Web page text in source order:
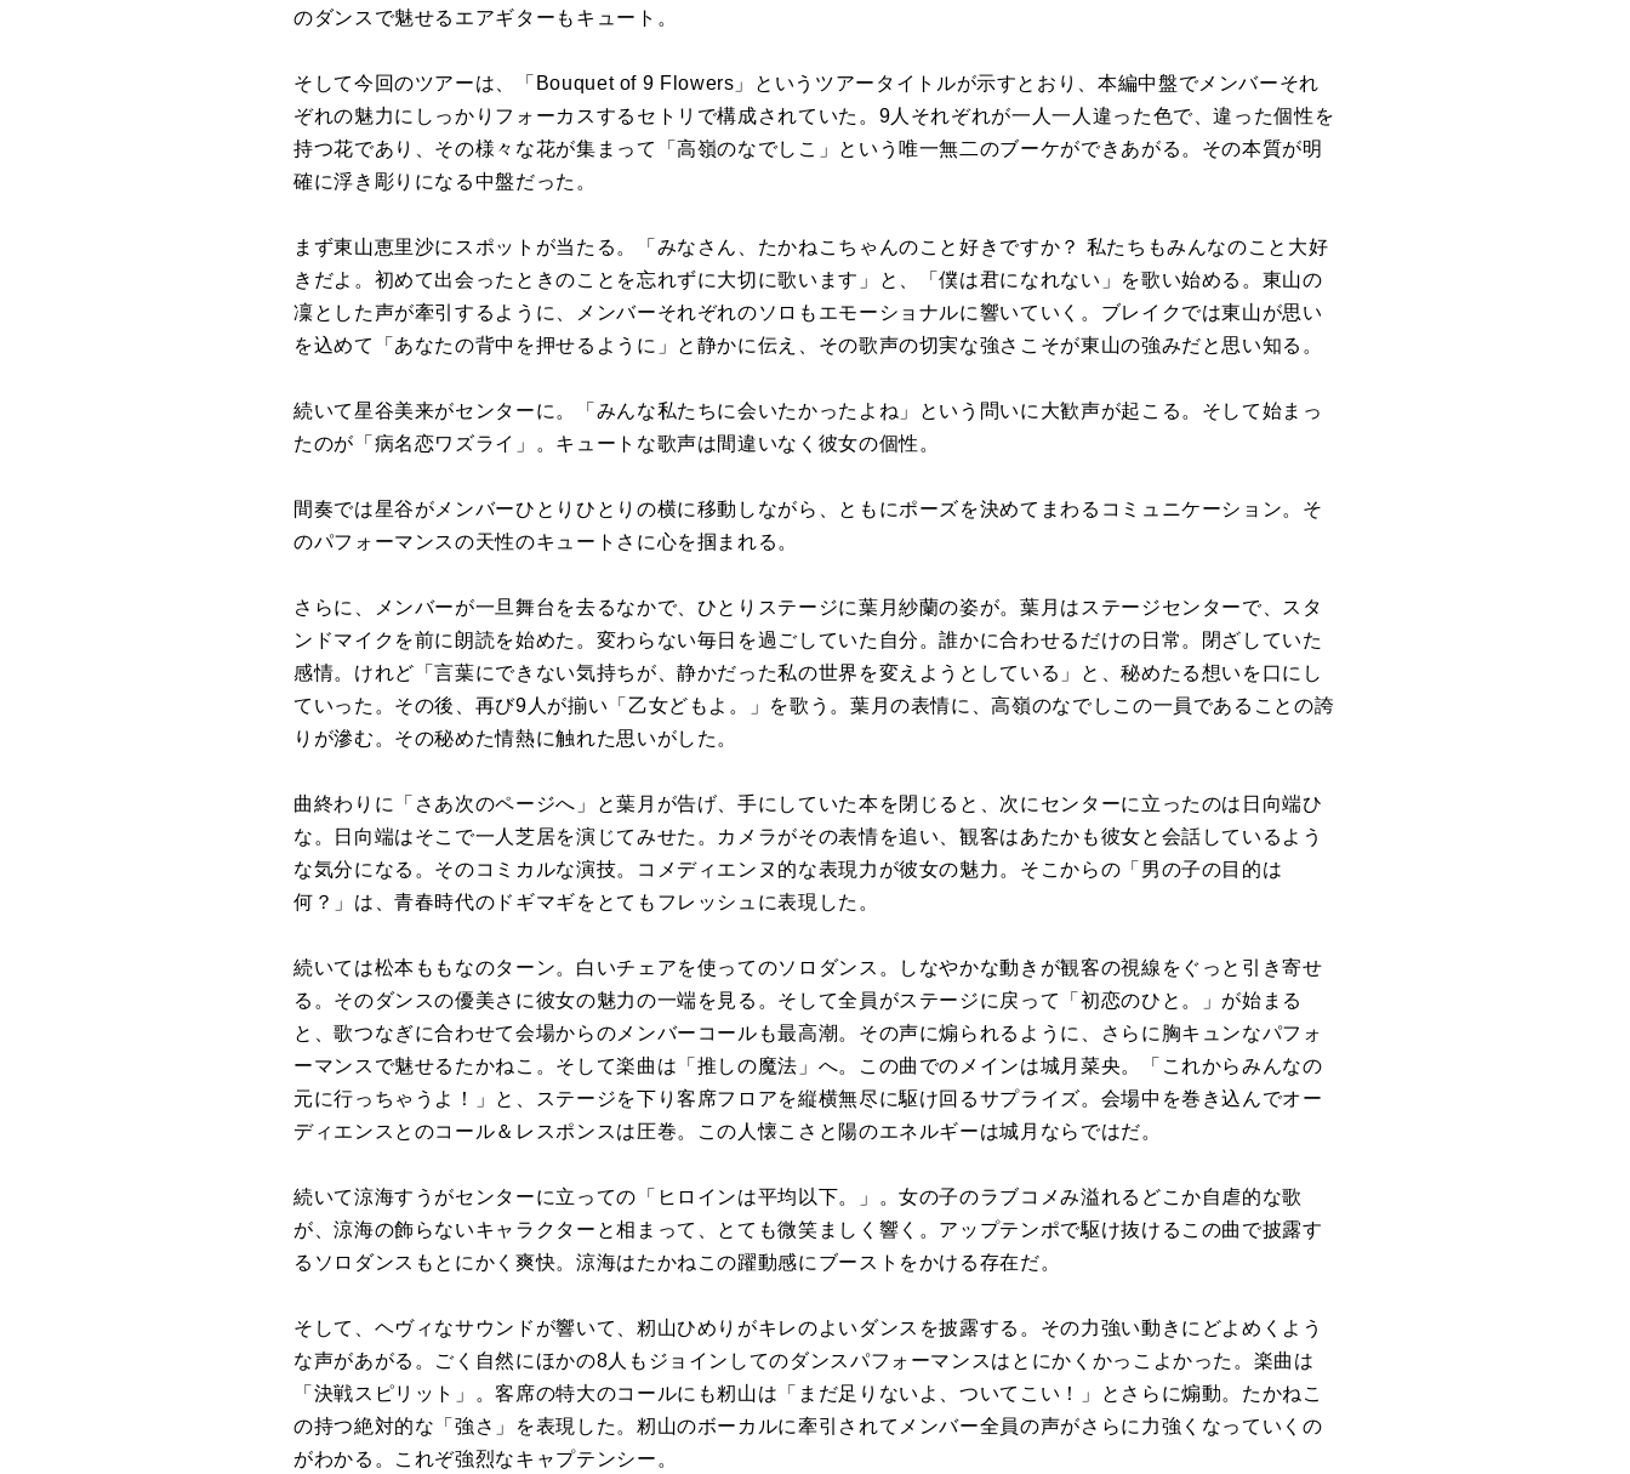
のダンスで魅せるエアギターもキュート。
そして今回のツアーは、「Bouquet of 9 Flowers」というツアータイトルが示すとおり、本編中盤でメンバーそれ
ぞれの魅力にしっかりフォーカスするセトリで構成されていた。9人それぞれが一人一人違った色で、違った個性を
持つ花であり、その様々な花が集まって「高嶺のなでしこ」という唯一無二のブーケができあがる。その本質が明
確に浮き彫りになる中盤だった。
まず東山恵里沙にスポットが当たる。「みなさん、たかねこちゃんのこと好きですか？ 私たちもみんなのこと大好
きだよ。初めて出会ったときのことを忘れずに大切に歌います」と、「僕は君になれない」を歌い始める。東山の
凜とした声が牽引するように、メンバーそれぞれのソロもエモーショナルに響いていく。ブレイクでは東山が思い
を込めて「あなたの背中を押せるように」と静かに伝え、その歌声の切実な強さこそが東山の強みだと思い知る。
続いて星谷美来がセンターに。「みんな私たちに会いたかったよね」という問いに大歓声が起こる。そして始まっ
たのが「病名恋ワズライ」。キュートな歌声は間違いなく彼女の個性。
間奏では星谷がメンバーひとりひとりの横に移動しながら、ともにポーズを決めてまわるコミュニケーション。そ
のパフォーマンスの天性のキュートさに心を掴まれる。
さらに、メンバーが一旦舞台を去るなかで、ひとりステージに葉月紗蘭の姿が。葉月はステージセンターで、スタ
ンドマイクを前に朗読を始めた。変わらない毎日を過ごしていた自分。誰かに合わせるだけの日常。閉ざしていた
感情。けれど「言葉にできない気持ちが、静かだった私の世界を変えようとしている」と、秘めたる想いを口にし
ていった。その後、再び9人が揃い「乙女どもよ。」を歌う。葉月の表情に、高嶺のなでしこの一員であることの誇
りが滲む。その秘めた情熱に触れた思いがした。
曲終わりに「さあ次のページへ」と葉月が告げ、手にしていた本を閉じると、次にセンターに立ったのは日向端ひ
な。日向端はそこで一人芝居を演じてみせた。カメラがその表情を追い、観客はあたかも彼女と会話しているよう
な気分になる。そのコミカルな演技。コメディエンヌ的な表現力が彼女の魅力。そこからの「男の子の目的は
何？」は、青春時代のドギマギをとてもフレッシュに表現した。
続いては松本ももなのターン。白いチェアを使ってのソロダンス。しなやかな動きが観客の視線をぐっと引き寄せ
る。そのダンスの優美さに彼女の魅力の一端を見る。そして全員がステージに戻って「初恋のひと。」が始まる
と、歌つなぎに合わせて会場からのメンバーコールも最高潮。その声に煽られるように、さらに胸キュンなパフォ
ーマンスで魅せるたかねこ。そして楽曲は「推しの魔法」へ。この曲でのメインは城月菜央。「これからみんなの
元に行っちゃうよ！」と、ステージを下り客席フロアを縦横無尽に駆け回るサプライズ。会場中を巻き込んでオー
ディエンスとのコール＆レスポンスは圧巻。この人懐こさと陽のエネルギーは城月ならではだ。
続いて涼海すうがセンターに立っての「ヒロインは平均以下。」。女の子のラブコメみ溢れるどこか自虐的な歌
が、涼海の飾らないキャラクターと相まって、とても微笑ましく響く。アップテンポで駆け抜けるこの曲で披露す
るソロダンスもとにかく爽快。涼海はたかねこの躍動感にブーストをかける存在だ。
そして、ヘヴィなサウンドが響いて、籾山ひめりがキレのよいダンスを披露する。その力強い動きにどよめくよう
な声があがる。ごく自然にほかの8人もジョインしてのダンスパフォーマンスはとにかくかっこよかった。楽曲は
「決戦スピリット」。客席の特大のコールにも籾山は「まだ足りないよ、ついてこい！」とさらに煽動。たかねこ
の持つ絶対的な「強さ」を表現した。籾山のボーカルに牽引されてメンバー全員の声がさらに力強くなっていくの
がわかる。これぞ強烈なキャプテンシー。